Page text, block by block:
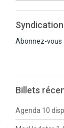
Syndication
Abonnez-vous
Billets
Agenda 10